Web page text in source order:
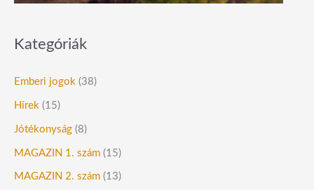
Kategóriák
Emberi jogok (38)
Hírek (15)
Jótékonyság (8)
MAGAZIN 1. szám (15)
MAGAZIN 2. szám (13)